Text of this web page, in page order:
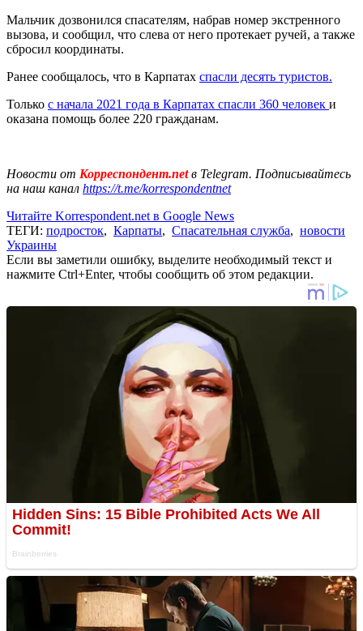
Мальчик дозвонился спасателям, набрав номер экстренного
вызова, и сообщил, что слева от него протекает ручей, а также
сбросил координаты.
Ранее сообщалось, что в Карпатах спасли десять туристов.
Только с начала 2021 года в Карпатах спасли 360 человек и
оказана помощь более 220 гражданам.
Новости от Корреспондент.netв Telegram. Подписывайтесь
на наш канал https://t.me/korrespondentnet
Читайте Korrespondent.net в Google News
ТЕГИ: подросток, Карпаты, Спасательная служба, новости
Украины
Если вы заметили ошибку, выделите необходимый текст и
нажмите Ctrl+Enter, чтобы сообщить об этом редакции.